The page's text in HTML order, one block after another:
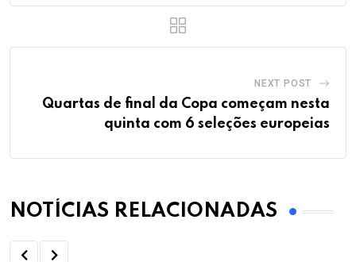
NEXT POST
Quartas de final da Copa começam nesta
quinta com 6 seleções europeias
NOTÍCIAS RELACIONADAS